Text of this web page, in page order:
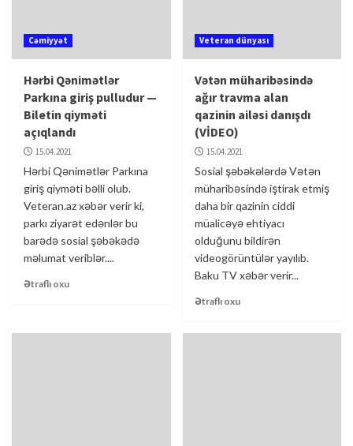
Cəmiyyət
Hərbi Qənimətlər
Parkına giriş pulludur —
Biletin qiyməti
açıqlandı
15.04.2021
Hərbi Qənimətlər Parkına
giriş qiyməti bəlli olub.
Veteran.az xəbər verir ki,
parkı ziyarət edənlər bu
barədə sosial şəbəkədə
məlumat veriblər....
Ətraflı oxu
Veteran dünyası
Vətən müharibəsində
ağır travma alan
qazinin ailəsi danışdı
(VİDEO)
15.04.2021
Sosial şəbəkələrdə Vətən
müharibəsində iştirak etmiş
daha bir qazinin ciddi
müalicəyə ehtiyacı
olduğunu bildirən
videogörüntülər yayılıb.
Baku TV xəbər verir...
Ətraflı oxu